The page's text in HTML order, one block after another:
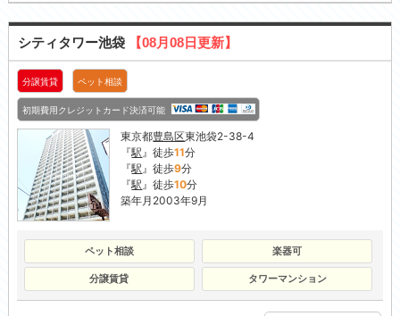
シティタワー池袋 【08月08日更新】
分譲賃貸 ペット相談
初期費用クレジットカード決済可能
東京都豊島区東池袋2-38-4
『駅 』徒歩11分
『駅 』徒歩9分
『駅 』徒歩10分
築年月2003年9月
ペット相談 楽器可
分譲賃貸 タワーマンション